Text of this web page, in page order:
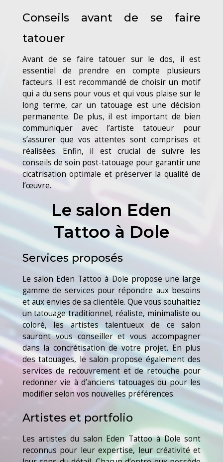
Conseils avant de se faire
tatouer
Avant de se faire tatouer sur le dos, il est
essentiel de prendre en compte plusieurs
facteurs. Il est recommandé de choisir un motif
qui a du sens pour vous et qui vous plaise sur le
long terme, car un tatouage est une décision
permanente. De plus, il est important de bien
communiquer avec l’artiste tatoueur pour
s’assurer que vos attentes sont comprises et
réalisées. Enfin, il est crucial de suivre les
conseils de soin post-tatouage pour garantir une
cicatrisation optimale et préserver la qualité de
l’œuvre.
Le salon Eden
Tattoo à Dole
Services proposés
Le salon Eden Tattoo à Dole propose une large
gamme de services pour répondre aux besoins
et aux envies de sa clientèle. Que vous souhaitiez
un tatouage traditionnel, réaliste, minimaliste ou
coloré, les artistes talentueux de ce salon
sauront vous conseiller et vous accompagner
dans la concrétisation de votre projet. En plus
des tatouages, le salon propose également des
services de recouvrement et de retouche pour
redonner vie à d’anciens tatouages ou pour les
modifier selon vos nouvelles préférences.
Artistes et portfolio
Les artistes du salon Eden Tattoo à Dole sont
reconnus pour leur expertise, leur créativité et